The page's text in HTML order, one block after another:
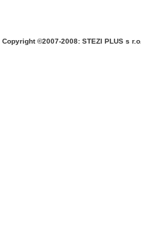
Copyright ©2007-2008: STEZI PLUS s r.o.